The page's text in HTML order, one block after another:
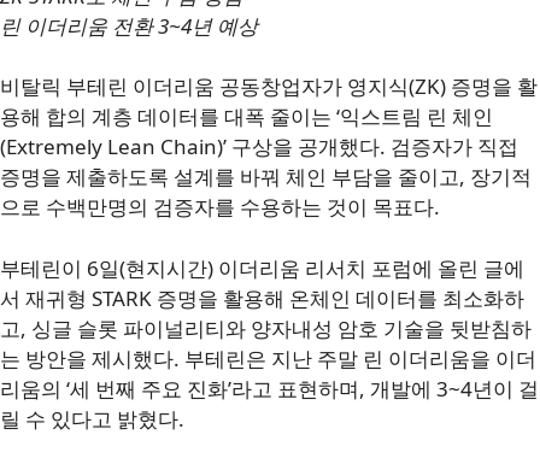
린 이더리움 전환 3~4년 예상
비탈릭 부테린 이더리움 공동창업자가 영지식(ZK) 증명을 활
용해 합의 계층 데이터를 대폭 줄이는 ‘익스트림 린 체인
(Extremely Lean Chain)’ 구상을 공개했다. 검증자가 직접
증명을 제출하도록 설계를 바꿔 체인 부담을 줄이고, 장기적
으로 수백만명의 검증자를 수용하는 것이 목표다.
부테린이 6일(현지시간) 이더리움 리서치 포럼에 올린 글에
서 재귀형 STARK 증명을 활용해 온체인 데이터를 최소화하
고, 싱글 슬롯 파이널리티와 양자내성 암호 기술을 뒷받침하
는 방안을 제시했다. 부테린은 지난 주말 린 이더리움을 이더
리움의 ‘세 번째 주요 진화’라고 표현하며, 개발에 3~4년이 걸
릴 수 있다고 밝혔다.